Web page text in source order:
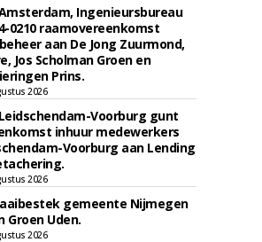
Ingenieursbureau
0210 raamovereenkomst
aan De Jong Zuurmond,
Jos Scholman Groen en
Prins.
2026
Voorburg gunt
inhuur medewerkers
Voorburg aan Lending
2026
gemeente Nijmegen
Groen Uden.
2026